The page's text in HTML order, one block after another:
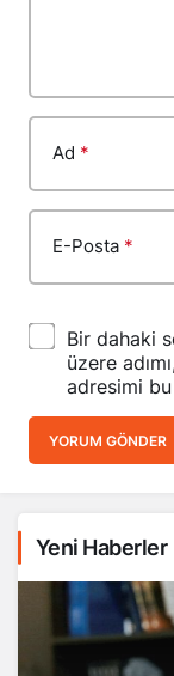
Ad *
E-Posta *
Bir dahaki
üzere
adresimi
YORUM GÖNDER
Yeni Haberler